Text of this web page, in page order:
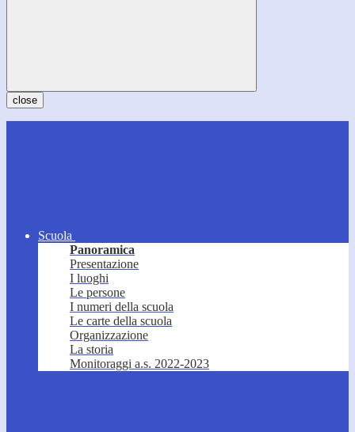
close
Scuola
Panoramica
Presentazione
I luoghi
Le persone
I numeri della scuola
Le carte della scuola
Organizzazione
La storia
Monitoraggi a.s. 2022-2023